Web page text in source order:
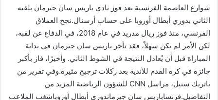
شوارع العاصمة الفرنسية بعد فوز نادي باريس سان جيرمان بلقبه
الثاني بدوري أبطال أوروبا على حساب أرسنال.نجح العملاق
الفرنسي، منذ فوز ريال مدريد في عام 2018، في الدفاع عن لقبه،
لكن الأمر لم يكن سهلاً، فقد تأخر باريس سان جيرمان في بداية
المباراة قبل أن يُعادل النتيجة في الشوط الثاني. وأخيرًا، فاز بأكبر
جائزة في كرة القدم للأندية بعد ركلات ترجيح مثيرة.وفي تقرير من
باتريك سنيل، مراسل CNN للشؤون الرياضية المزيد من
التفاصيل.فرنساباريس سان جيرماندوري أبطال أوروباشغب الملاعب